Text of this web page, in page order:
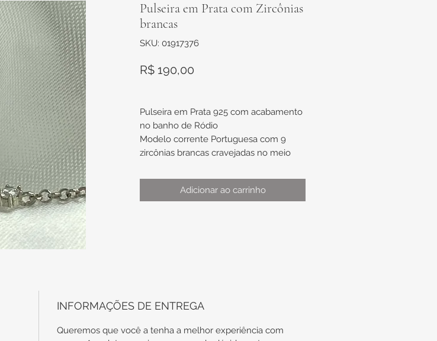
Pulseira em Prata com Zircônias
brancas
SKU: 01917376
R$ 190,00
Pulseira em Prata 925 com acabamento
no banho de Ródio
Modelo corrente Portuguesa com 9
zircônias brancas cravejadas no meio
Medidas:
Elo de aproximadamente 2mm
são entregues em suas embalagens
Adicionar ao carrinho
INFORMAÇÕES DE ENTREGA
Queremos que você a tenha a melhor experiência com